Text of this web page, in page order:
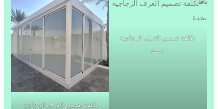
تكلفة تصميم الغرف الزجاجية
بجدة
تكلفة تصميم الغرف الزجاجية